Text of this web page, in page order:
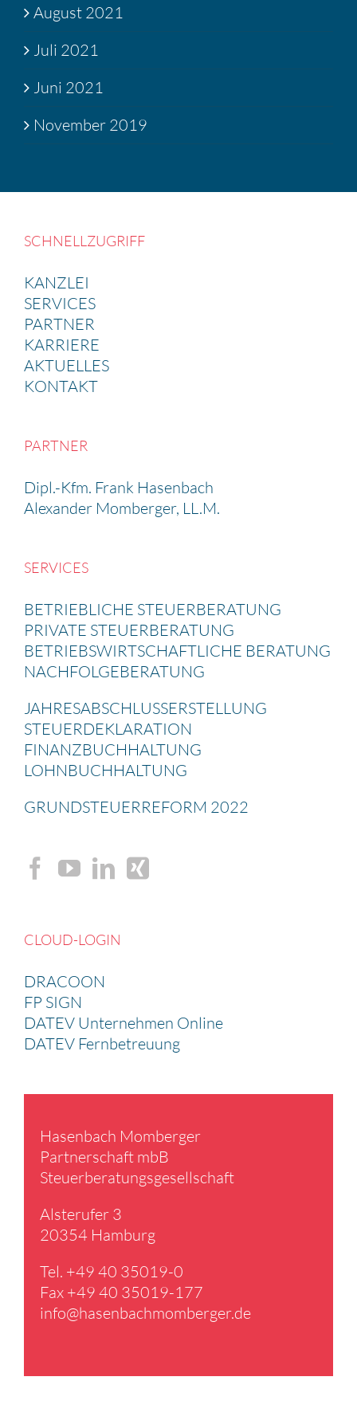
August 2021
Juli 2021
Juni 2021
November 2019
SCHNELL­ZU­GRIFF
KANZLEI
SERVICES
PARTNER
KARRIERE
AKTUELLES
KONTAKT
PARTNER
Dipl.-Kfm. Frank Hasen­bach
Alexander Momberger, LL.M.
SERVICES
BETRIEB­LICHE STEUER­BE­RA­TUNG
PRIVATE STEUER­BE­RA­TUNG
BETRIEBS­WIRT­SCHAFT­LICHE BERATUNG
NACHFOL­GE­BE­RA­TUNG
JAHRES­AB­SCHLUSS­ERSTEL­LUNG
STEUER­DE­KLA­RA­TION
FINANZ­BUCH­HAL­TUNG
LOHNBUCH­HAL­TUNG
GRUND­STEU­ER­RE­FORM 2022
CLOUD-LOGIN
DRACOON
FP SIGN
DATEV Unternehmen Online
DATEV Fernbetreuung
Hasen­bach Momberger
Partner­schaft mbB
Steuer­be­ra­tungs­ge­sell­schaft
Alster­ufer 3
20354 Hamburg
Tel. +49 40 35019-0
Fax +49 40 35019-177
info@​hasenbachmomberger.​de